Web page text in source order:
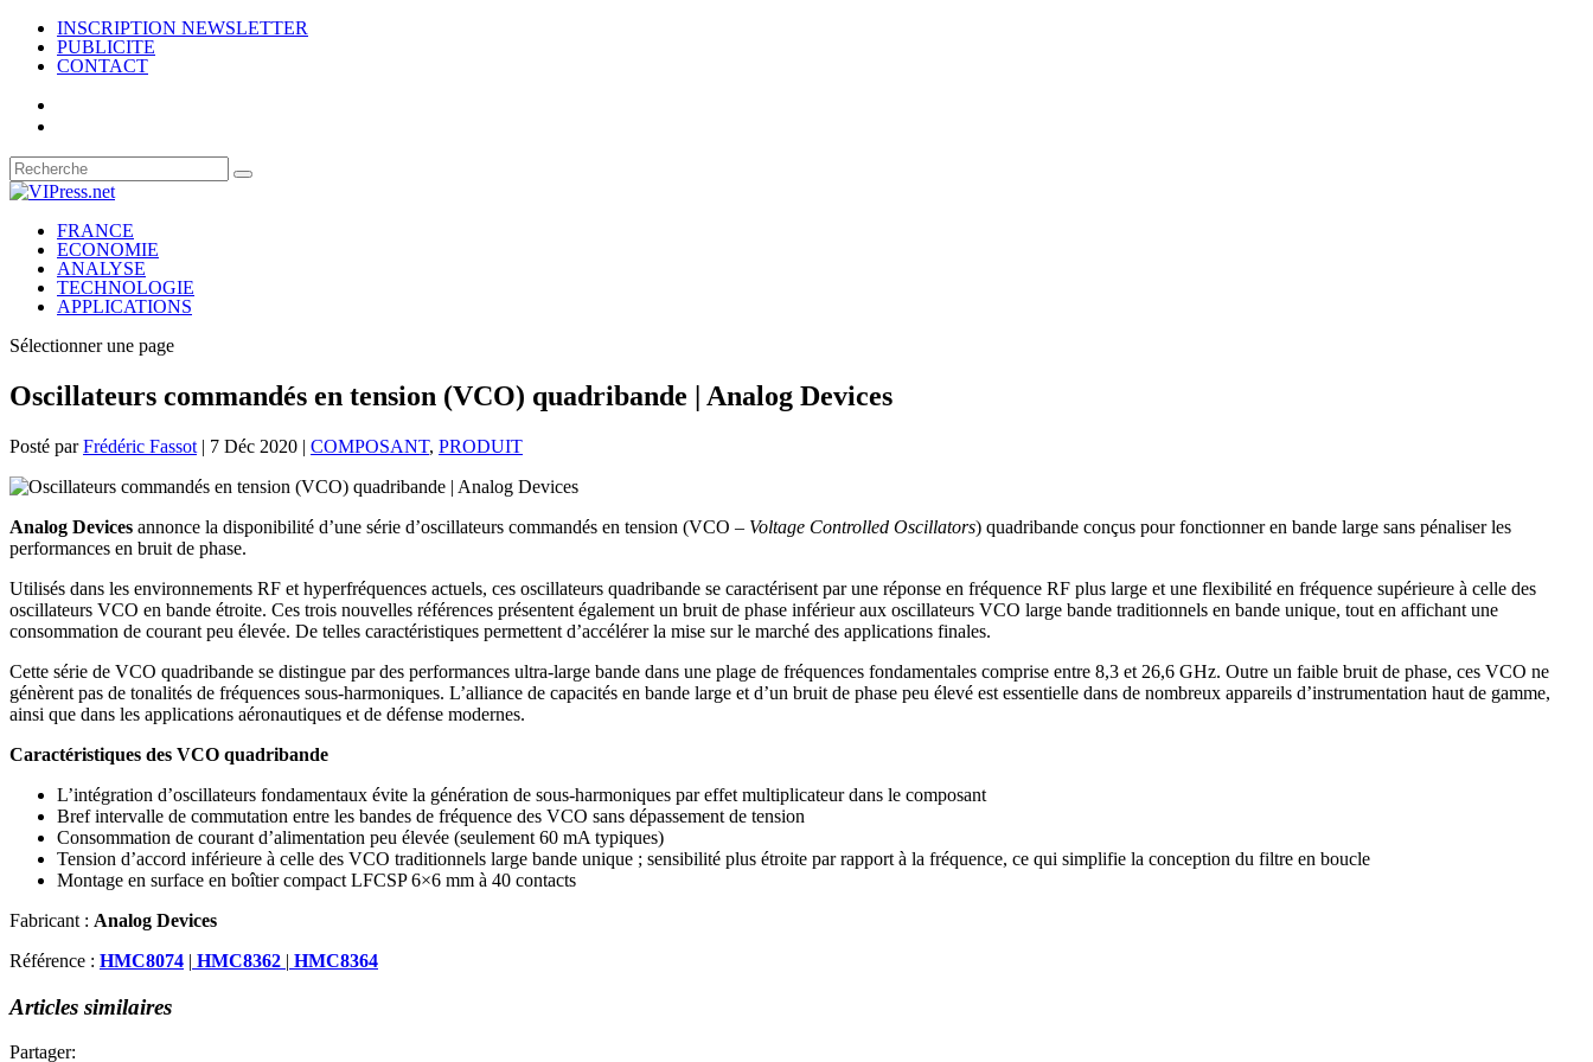
INSCRIPTION NEWSLETTER
PUBLICITE
CONTACT
FRANCE
ECONOMIE
ANALYSE
TECHNOLOGIE
APPLICATIONS
Sélectionner une page
Oscillateurs commandés en tension (VCO) quadribande | Analog Devices
Posté parFrédéric Fassot | 7 Déc 2020 | COMPOSANT, PRODUIT
Analog Devices annonce la disponibilité d’une série d’oscillateurs commandés en tension (VCO – Voltage Controlled Oscillators) quadribande conçus pour fonctionner en bande large sans pénaliser les
performances en bruit de phase.
Utilisés dans les environnements RF et hyperfréquences actuels, ces oscillateurs quadribande se caractérisent par une réponse en fréquence RF plus large et une flexibilité en fréquence supérieure à celle des
oscillateurs VCO en bande étroite. Ces trois nouvelles références présentent également un bruit de phase inférieur aux oscillateurs VCO large bande traditionnels en bande unique, tout en affichant une
consommation de courant peu élevée. De telles caractéristiques permettent d’accélérer la mise sur le marché des applications finales.
Cette série de VCO quadribande se distingue par des performances ultra-large bande dans une plage de fréquences fondamentales comprise entre 8,3 et 26,6 GHz. Outre un faible bruit de phase, ces VCO ne
génèrent pas de tonalités de fréquences sous-harmoniques. L’alliance de capacités en bande large et d’un bruit de phase peu élevé est essentielle dans de nombreux appareils d’instrumentation haut de gamme,
ainsi que dans les applications aéronautiques et de défense modernes.
Caractéristiques des VCO quadribande
L’intégration d’oscillateurs fondamentaux évite la génération de sous-harmoniques par effet multiplicateur dans le composant
Bref intervalle de commutation entre les bandes de fréquence des VCO sans dépassement de tension
Consommation de courant d’alimentation peu élevée (seulement 60 mA typiques)
Tension d’accord inférieure à celle des VCO traditionnels large bande unique ; sensibilité plus étroite par rapport à la fréquence, ce qui simplifie la conception du filtre en boucle
Montage en surface en boîtier compact LFCSP 6×6 mm à 40 contacts
Fabricant : Analog Devices
Référence : HMC8074 | HMC8362 | HMC8364
Articles similaires
Partager: